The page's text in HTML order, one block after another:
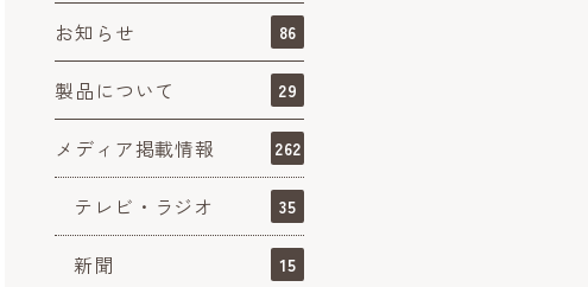
お知らせ 86
製品について 29
メディア掲載情報 262
テレビ・ラジオ 35
新聞 15